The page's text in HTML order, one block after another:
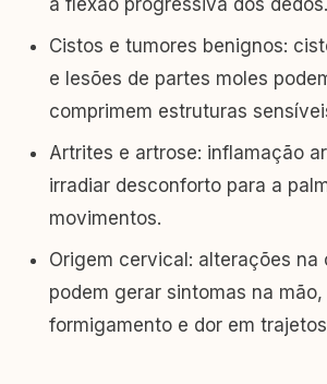
à flexão progressiva dos dedos.
Cistos e tumores benignos:
e lesões de partes moles
comprimem estruturas
Artrites e artrose: inflamação
irradiar desconforto para a
movimentos.
Origem cervical: alterações na
podem gerar sintomas na mão,
formigamento e dor em